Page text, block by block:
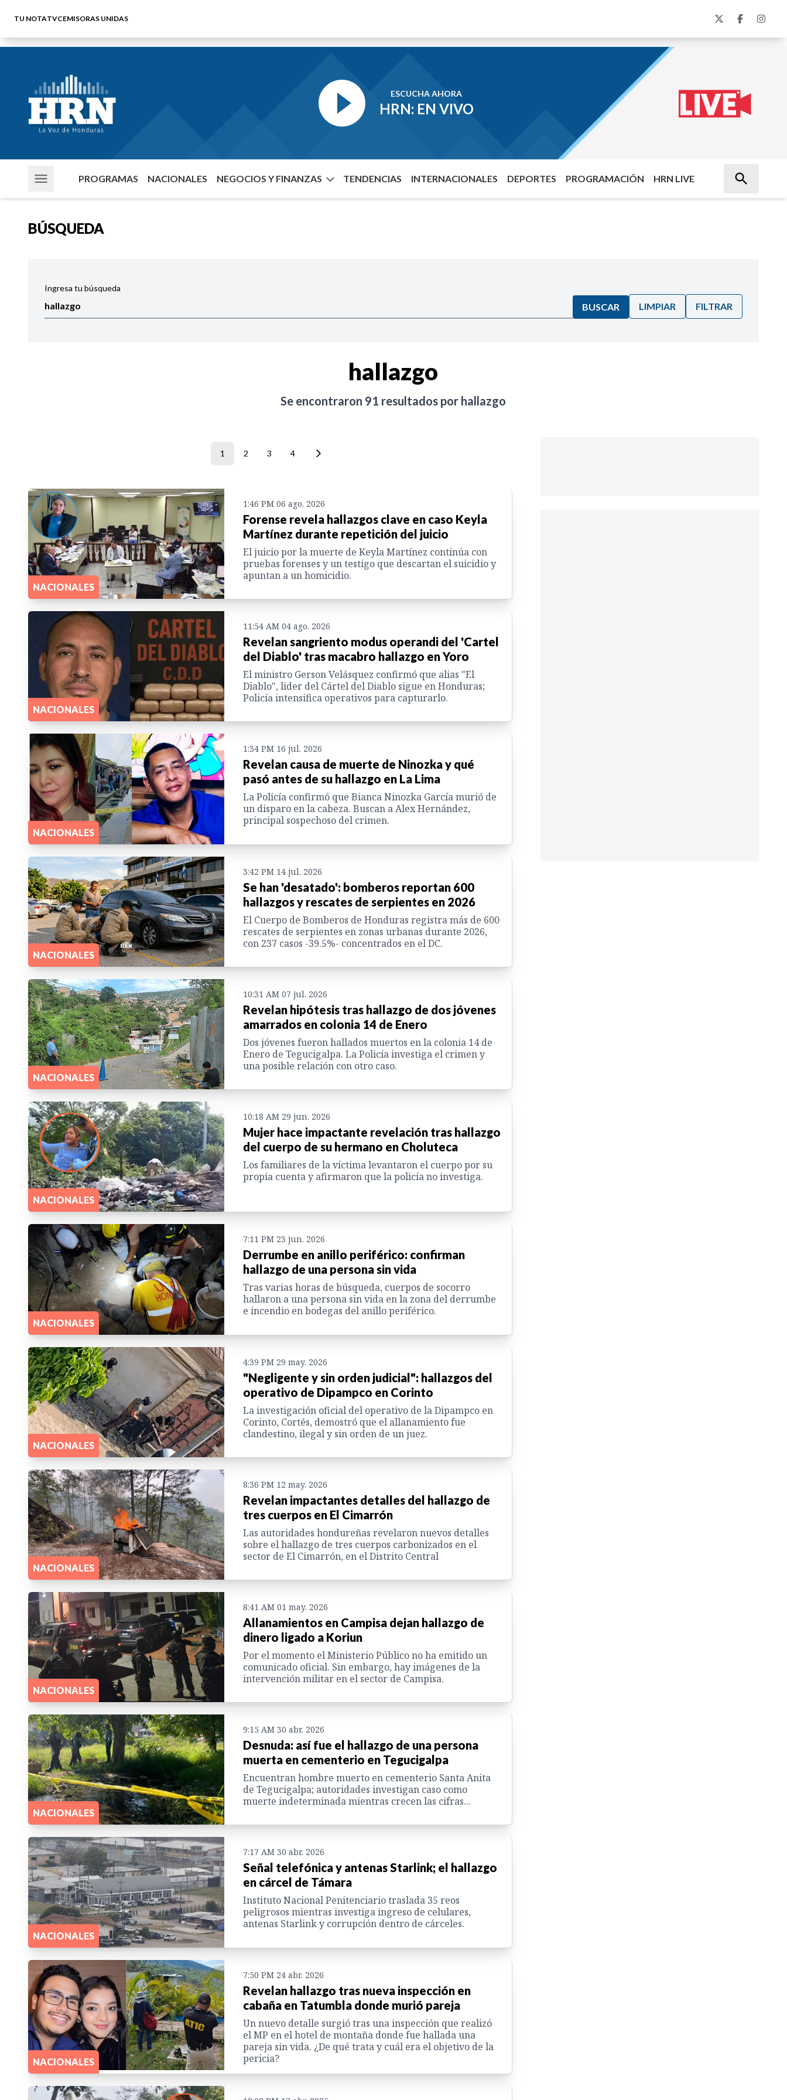
TU NOTATVCEMISORAS UNIDAS
ESCUCHA AHORA
HRN: EN VIVO
PROGRAMAS NACIONALES NEGOCIOS Y FINANZAS TENDENCIAS INTERNACIONALES DEPORTES PROGRAMACIÓN HRN LIVE
BÚSQUEDA
Ingresa tu búsqueda
BUSCAR LIMPIAR FILTRAR
hallazgo
Se encontraron 91 resultados por hallazgo
1 2 3 4
NACIONALES
1:46 PM 06 ago. 2026
Forense revela hallazgos clave en caso Keyla
Martínez durante repetición del juicio
El juicio por la muerte de Keyla Martínez continúa con
pruebas forenses y un testigo que descartan el suicidio y
apuntan a un homicidio.
NACIONALES
11:54 AM 04 ago. 2026
Revelan sangriento modus operandi del 'Cartel
del Diablo' tras macabro hallazgo en Yoro
El ministro Gerson Velásquez confirmó que alias "El
Diablo", lider del Cártel del Diablo sigue en Honduras;
Policía intensifica operativos para capturarlo.
NACIONALES
1:34 PM 16 jul. 2026
Revelan causa de muerte de Ninozka y qué
pasó antes de su hallazgo en La Lima
La Policía confirmó que Bianca Ninozka García murió de
un disparo en la cabeza. Buscan a Alex Hernández,
principal sospechoso del crimen.
NACIONALES
3:42 PM 14 jul. 2026
Se han 'desatado': bomberos reportan 600
hallazgos y rescates de serpientes en 2026
El Cuerpo de Bomberos de Honduras registra más de 600
rescates de serpientes en zonas urbanas durante 2026,
con 237 casos -39.5%- concentrados en el DC.
NACIONALES
10:31 AM 07 jul. 2026
Revelan hipótesis tras hallazgo de dos jóvenes
amarrados en colonia 14 de Enero
Dos jóvenes fueron hallados muertos en la colonia 14 de
Enero de Tegucigalpa. La Policía investiga el crimen y
una posible relación con otro caso.
NACIONALES
10:18 AM 29 jun. 2026
Mujer hace impactante revelación tras hallazgo
del cuerpo de su hermano en Choluteca
Los familiares de la víctima levantaron el cuerpo por su
propia cuenta y afirmaron que la policía no investiga.
NACIONALES
7:11 PM 23 jun. 2026
Derrumbe en anillo periférico: confirman
hallazgo de una persona sin vida
Tras varias horas de búsqueda, cuerpos de socorro
hallaron a una persona sin vida en la zona del derrumbe
e incendio en bodegas del anillo periférico.
NACIONALES
4:39 PM 29 may. 2026
"Negligente y sin orden judicial": hallazgos del
operativo de Dipampco en Corinto
La investigación oficial del operativo de la Dipampco en
Corinto, Cortés, demostró que el allanamiento fue
clandestino, ilegal y sin orden de un juez.
NACIONALES
8:36 PM 12 may. 2026
Revelan impactantes detalles del hallazgo de
tres cuerpos en El Cimarrón
Las autoridades hondureñas revelaron nuevos detalles
sobre el hallazgo de tres cuerpos carbonizados en el
sector de El Cimarrón, en el Distrito Central
NACIONALES
8:41 AM 01 may. 2026
Allanamientos en Campisa dejan hallazgo de
dinero ligado a Koriun
Por el momento el Ministerio Público no ha emitido un
comunicado oficial. Sin embargo, hay imágenes de la
intervención militar en el sector de Campisa.
NACIONALES
9:15 AM 30 abr. 2026
Desnuda: así fue el hallazgo de una persona
muerta en cementerio en Tegucigalpa
Encuentran hombre muerto en cementerio Santa Anita
de Tegucigalpa; autoridades investigan caso como
muerte indeterminada mientras crecen las cifras...
NACIONALES
7:17 AM 30 abr. 2026
Señal telefónica y antenas Starlink; el hallazgo
en cárcel de Támara
Instituto Nacional Penitenciario traslada 35 reos
peligrosos mientras investiga ingreso de celulares,
antenas Starlink y corrupción dentro de cárceles.
NACIONALES
7:50 PM 24 abr. 2026
Revelan hallazgo tras nueva inspección en
cabaña en Tatumbla donde murió pareja
Un nuevo detalle surgió tras una inspección que realizó
el MP en el hotel de montaña donde fue hallada una
pareja sin vida. ¿De qué trata y cuál era el objetivo de la
pericia?